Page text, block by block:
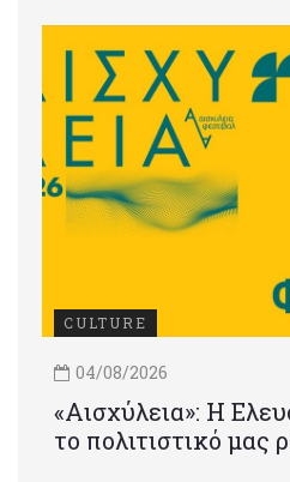
CULTURE
04/08/2026
«Αισχύλεια»: Η
το πολιτιστικό μας